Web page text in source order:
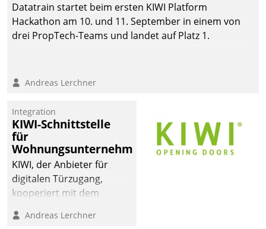
Datatrain startet beim ersten KIWI Platform
Hackathon am 10. und 11. September in einem von
drei PropTech-Teams und landet auf Platz 1.
Andreas Lerchner
Integration
KIWI-Schnittstelle
für
Wohnungsunternehmen
KIWI, der Anbieter für
digitalen Türzugang,
kooperiert mit dem
Softwareentwicklungshaus
Andreas Lerchner